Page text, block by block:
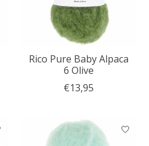
Rico Pure Baby Alpaca
6 Olive
€13,95